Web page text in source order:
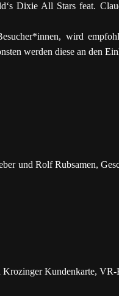
Dixie All Stars feat.
wird
werden diese an den
und Rolf Rubsamen,
Krozinger Kundenkarte,